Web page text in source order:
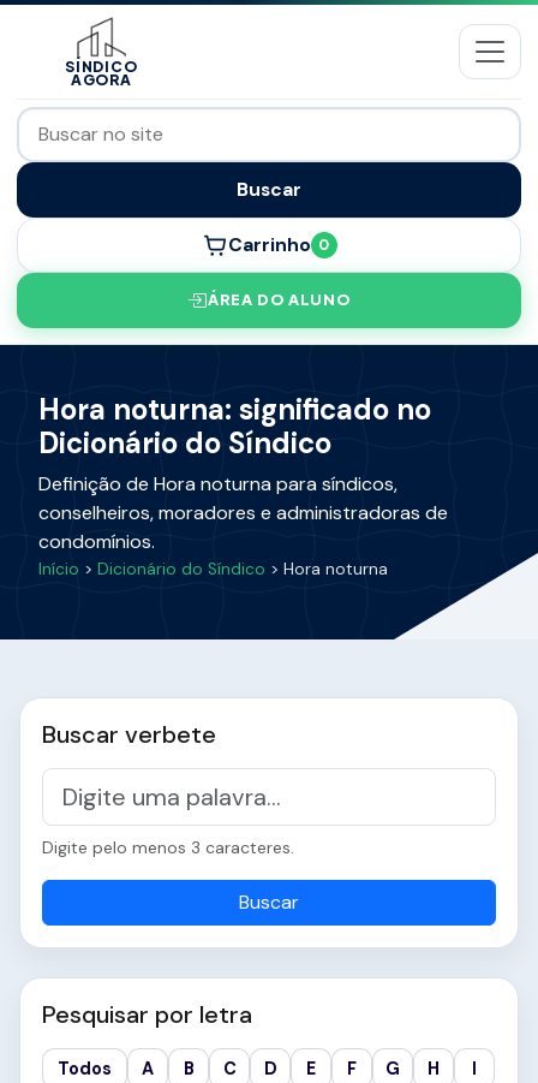
SÍNDICO
AGORA
Buscar
Carrinho 0
ÁREA DO ALUNO
Hora noturna: significado no
Dicionário do Síndico
Definição de Hora noturna para síndicos,
conselheiros, moradores e administradoras de
condomínios.
Início > Dicionário do Síndico > Hora noturna
Buscar verbete
Digite pelo menos 3 caracteres.
Buscar
Pesquisar por letra
Todos A B C D E F G H
I